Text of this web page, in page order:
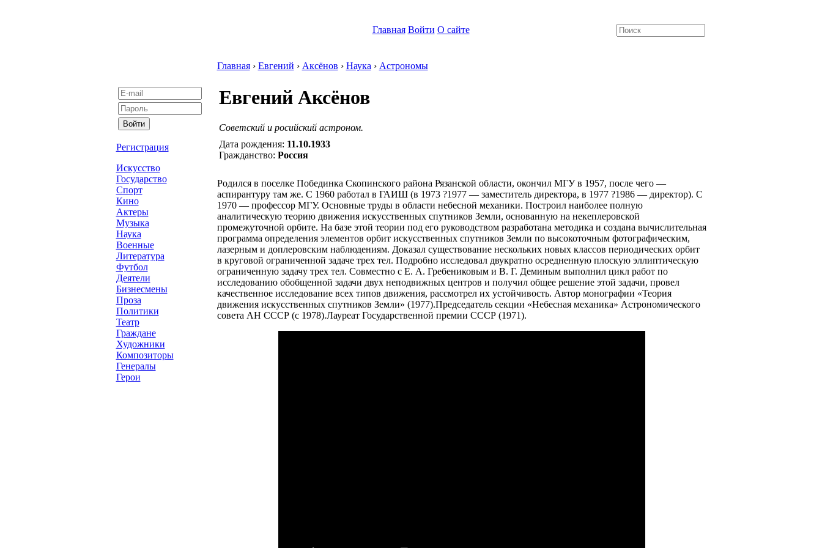
Главная Войти О сайте
Регистрация
Искусство
Государство
Спорт
Кино
Актеры
Музыка
Наука
Военные
Литература
Футбол
Деятели
Бизнесмены
Проза
Политики
Театр
Граждане
Художники
Композиторы
Генералы
Герои
Главная› Евгений › Аксёнов › Наука › Астрономы
Евгений Аксёнов
Советский и росийский астроном.
Дата рождения: 11.10.1933
Гражданство: Россия
Родился в поселке Побединка Скопинского района Рязанской области, окончил МГУ в 1957, после чего —
аспирантуру там же. С 1960 работал в ГАИШ (в 1973 ?1977 — заместитель директора, в 1977 ?1986 — директор). С
1970 — профессор МГУ. Основные труды в области небесной механики. Построил наиболее полную
аналитическую теорию движения искусственных спутников Земли, основанную на некеплеровской
промежуточной орбите. На базе этой теории под его руководством разработана методика и создана вычислительная
программа определения элементов орбит искусственных спутников Земли по высокоточным фотографическим,
лазерным и доплеровским наблюдениям. Доказал существование нескольких новых классов периодических орбит
в круговой ограниченной задаче трех тел. Подробно исследовал двукратно осредненную плоскую эллиптическую
ограниченную задачу трех тел. Совместно с Е. А. Гребениковым и В. Г. Деминым выполнил цикл работ по
исследованию обобщенной задачи двух неподвижных центров и получил общее решение этой задачи, провел
качественное исследование всех типов движения, рассмотрел их устойчивость. Автор монографии «Теория
движения искусственных спутников Земли» (1977).Председатель секции «Небесная механика» Астрономического
совета АН СССР (с 1978).Лауреат Государственной премии СССР (1971).